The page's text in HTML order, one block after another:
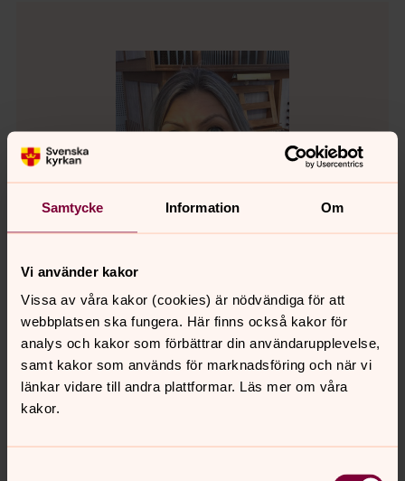
Samtycke Information Om
Vi använder kakor
Vissa av våra kakor (cookies) är nödvändiga för att
webbplatsen ska fungera. Här finns också kakor för
analys och kakor som förbättrar din användarupplevelse,
samt kakor som används för marknadsföring och när vi
länkar vidare till andra plattformar. Läs mer om våra
kakor.
Anna Unghammar
Viksjö kyrka, Präst, Järfälla församling
Direkt: 08-580 219 25
E-post: